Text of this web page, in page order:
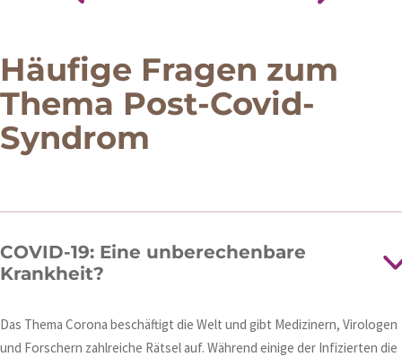
Häufige Fragen zum
Thema Post-Covid-
Syndrom
COVID-19: Eine unberechenbare
Krankheit?
Das Thema Corona beschäftigt die Welt und gibt Medizinern, Virologen
und Forschern zahlreiche Rätsel auf. Während einige der Infizierten die